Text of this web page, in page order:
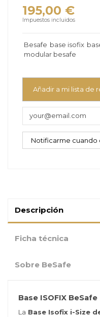
195,00 €
Impuestos incluidos
Besafe base isofix
modular besafe
Añadir a mi lista de
Descripción
Ficha técnica
Sobre BeSafe
Base ISOFIX BeSafe
La Base Isofix i-Size